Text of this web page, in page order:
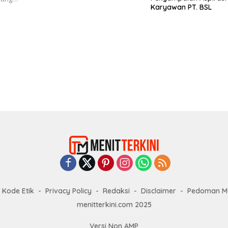
Karyawan PT. BSL
Kode Etik Privacy Policy Redaksi Disclaimer
Pedoman
menitterkini.com 2025
Versi Non AMP